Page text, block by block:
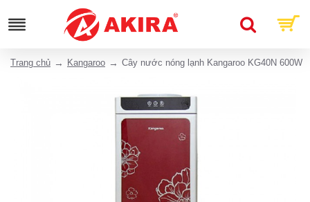
Trang chủ Kangaroo Cây nước nóng lạnh Kangaroo KG40N 600W